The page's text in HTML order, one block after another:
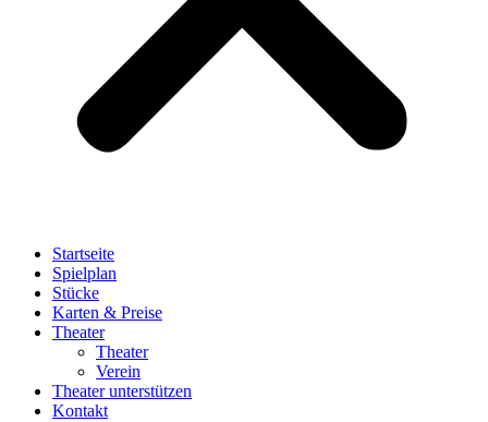
Startseite
Spielplan
Stücke
Karten & Preise
Theater
Theater
Verein
Theater unterstützen
Kontakt